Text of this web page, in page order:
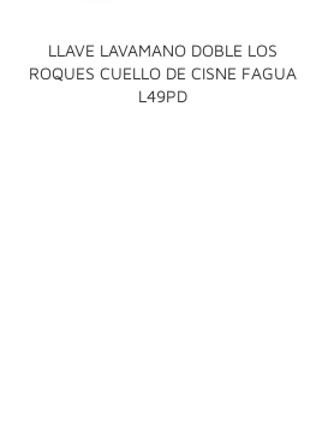
LLAVE LAVAMANO DOBLE LOS
ROQUES CUELLO DE CISNE FAGUA
L49PD
